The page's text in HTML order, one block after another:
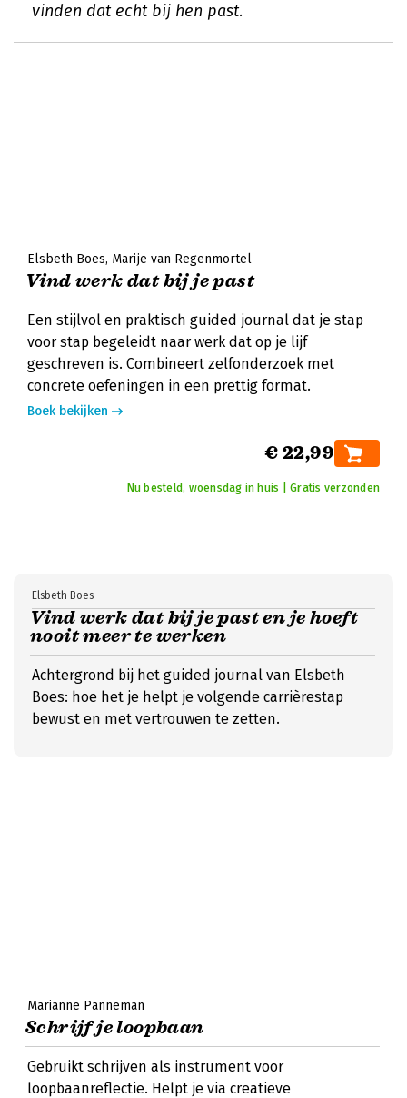
vinden dat echt bij hen past.
Elsbeth Boes Marije van Regenmortel
Vind werk dat bij je past
Een stijlvol en praktisch guided journal dat je stap
voor stap begeleidt naar werk dat op je lijf
geschreven is. Combineert zelfonderzoek met
concrete oefeningen in een prettig format.
Boek bekijken
€ 22,99
Nu besteld, woensdag in huis | Gratis verzonden
Vind werk dat bij je past en je hoeft
nooit meer te werken
Elsbeth Boes
Achtergrond bij het guided journal van Elsbeth
Boes: hoe het je helpt je volgende carrièrestap
bewust en met vertrouwen te zetten.
Marianne Panneman
Schrijf je loopbaan
Gebruikt schrijven als instrument voor
loopbaanreflectie. Helpt je via creatieve